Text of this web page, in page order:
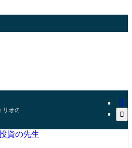
オの組み方とリスク管理の秘訣
資の先生